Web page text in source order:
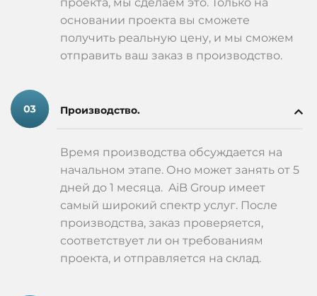
основании проекта вы сможете
получить реальную цену, и мы сможем
отправить ваш заказ в производство.
Производство.
Время производства обсуждается на
начальном этапе. Оно может занять от 5
дней до 1 месяца. AiB Group имеет
самый широкий спектр услуг. После
производства, заказ проверяется,
соответствует ли он требованиям
проекта, и отправляется на склад.